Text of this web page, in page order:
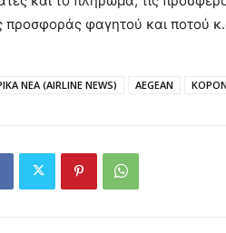
προσφοράς φαγητού και ποτού
ΝΕΑ (AIRLINE NEWS) AEGEAN